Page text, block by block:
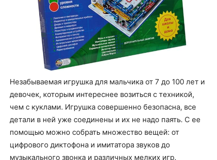
Незабываемая игрушка для мальчика от 7 до 100 лет и
девочек, которым интереснее возиться с техникой,
чем с куклами. Игрушка совершенно безопасна, все
детали в ней уже соединены и их не надо паять. С ее
помощью можно собрать множество вещей: от
цифрового диктофона и имитатора звуков до
музыкального звонка и различных мелких игр.